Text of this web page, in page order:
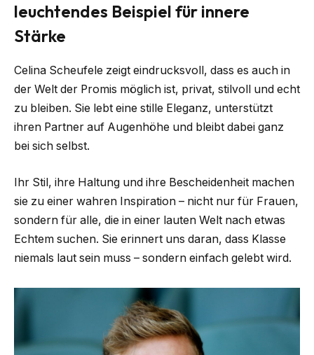
leuchtendes Beispiel für innere
Stärke
Celina Scheufele zeigt eindrucksvoll, dass es auch in
der Welt der Promis möglich ist, privat, stilvoll und echt
zu bleiben. Sie lebt eine stille Eleganz, unterstützt
ihren Partner auf Augenhöhe und bleibt dabei ganz
bei sich selbst.
Ihr Stil, ihre Haltung und ihre Bescheidenheit machen
sie zu einer wahren Inspiration – nicht nur für Frauen,
sondern für alle, die in einer lauten Welt nach etwas
Echtem suchen. Sie erinnert uns daran, dass Klasse
niemals laut sein muss – sondern einfach gelebt wird.